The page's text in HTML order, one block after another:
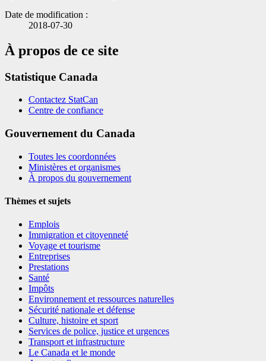
Date de modification :
2018-07-30
À propos de ce site
Statistique Canada
Contactez StatCan
Centre de confiance
Gouvernement du Canada
Toutes les coordonnées
Ministères et organismes
À propos du gouvernement
Thèmes et sujets
Emplois
Immigration et citoyenneté
Voyage et tourisme
Entreprises
Prestations
Santé
Impôts
Environnement et ressources naturelles
Sécurité nationale et défense
Culture, histoire et sport
Services de police, justice et urgences
Transport et infrastructure
Le Canada et le monde